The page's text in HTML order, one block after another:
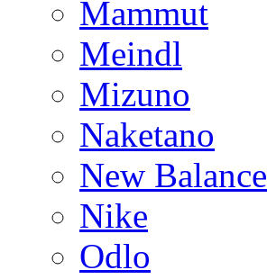
Mammut
Meindl
Mizuno
Naketano
New Balance
Nike
Odlo